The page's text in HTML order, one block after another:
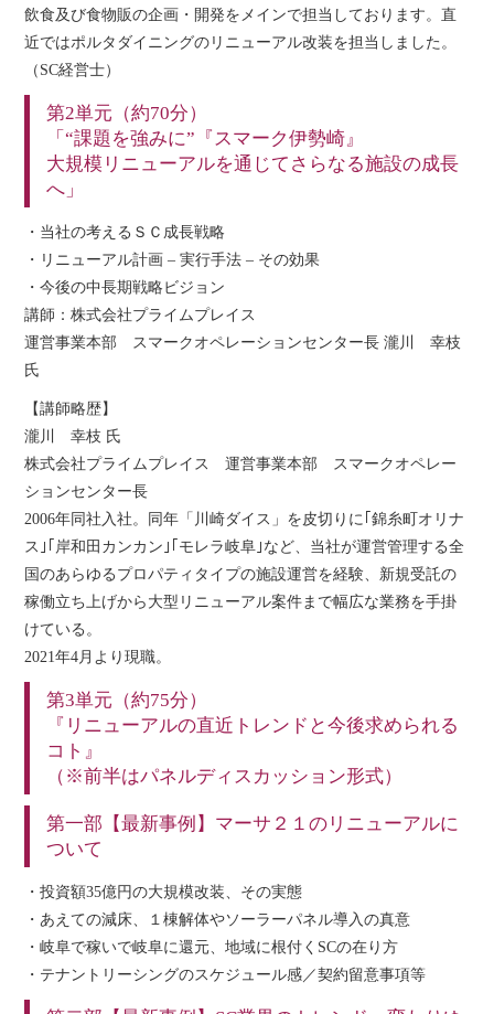
飲食及び食物販の企画・開発をメインで担当しております。直
近ではポルタダイニングのリニューアル改装を担当しました。
（SC経営士）
第2単元（約70分）
「“課題を強みに”『スマーク伊勢崎』
大規模リニューアルを通じてさらなる施設の成長
へ」
・当社の考えるＳＣ成長戦略
・リニューアル計画 – 実行手法 – その効果
・今後の中長期戦略ビジョン
講師：株式会社プライムプレイス
運営事業本部 スマークオペレーションセンター長 瀧川 幸枝
氏
【講師略歴】
瀧川 幸枝 氏
株式会社プライムプレイス 運営事業本部 スマークオペレー
ションセンター長
2006年同社入社。同年「川崎ダイス」を皮切りに｢錦糸町オリナ
ス｣｢岸和田カンカン｣｢モレラ岐阜｣など、当社が運営管理する全
国のあらゆるプロパティタイプの施設運営を経験、新規受託の
稼働立ち上げから大型リニューアル案件まで幅広な業務を手掛
けている。
2021年4月より現職。
第3単元（約75分）
『リニューアルの直近トレンドと今後求められる
コト』
（※前半はパネルディスカッション形式）
第一部【最新事例】マーサ２１のリニューアルに
ついて
・投資額35億円の大規模改装、その実態
・あえての減床、１棟解体やソーラーパネル導入の真意
・岐阜で稼いで岐阜に還元、地域に根付くSCの在り方
・テナントリーシングのスケジュール感／契約留意事項等